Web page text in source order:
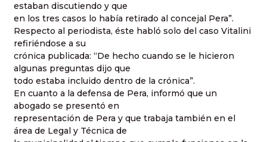
estaban discutiendo y que
en los tres casos lo había retirado al concejal Pera”.
Respecto al periodista, éste habló solo del caso Vitalini
refiriéndose a su
crónica publicada: “De hecho cuando se le hicieron
algunas preguntas dijo que
todo estaba incluido dentro de la crónica”.
En cuanto a la defensa de Pera, informó que un
abogado se presentó en
representación de Pera y que trabaja también en el
área de Legal y Técnica de